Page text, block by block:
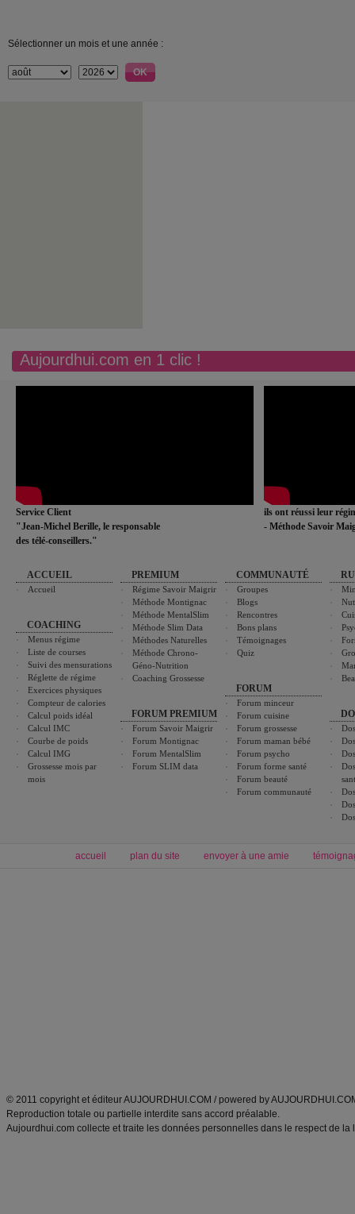
Sélectionner un mois et une année :
Aujourdhui.com en 1 clic !
Service Client
"Jean-Michel Berille, le responsable
des télé-conseillers."
ils ont réussi leur
- Méthode Savoir
ACCUEIL
Accueil
COACHING
Menus régime
Liste de courses
Suivi des mensurations
Réglette de régime
Exercices physiques
Compteur de calories
Calcul poids idéal
Calcul IMC
Courbe de poids
Calcul IMG
Grossesse mois par
mois
PREMIUM
Régime Savoir Maigrir
Méthode Montignac
Méthode MentalSlim
Méthode Slim Data
Méthodes Naturelles
Méthode Chrono-
Géno-Nutrition
Coaching Grossesse
FORUM PREMIUM
Forum Savoir Maigrir
Forum Montignac
Forum MentalSlim
Forum SLIM data
COMMUNAUTÉ
Groupes
Blogs
Rencontres
Bons plans
Témoignages
Quiz
FORUM
Forum minceur
Forum cuisine
Forum grossesse
Forum maman bébé
Forum psycho
Forum forme santé
Forum beauté
Forum communauté
accueil plan du site envoyer à une amie
© 2011 copyright et éditeur AUJOURDHUI.COM / powered by
Reproduction totale ou partielle interdite sans accord préalable.
Aujourdhui.com collecte et traite les données personnelles dans le respect de